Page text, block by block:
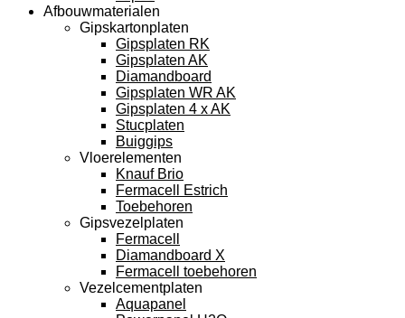
Afbouwmaterialen
Gipskartonplaten
Gipsplaten RK
Gipsplaten AK
Diamandboard
Gipsplaten WR AK
Gipsplaten 4 x AK
Stucplaten
Buiggips
Vloerelementen
Knauf Brio
Fermacell Estrich
Toebehoren
Gipsvezelplaten
Fermacell
Diamandboard X
Fermacell toebehoren
Vezelcementplaten
Aquapanel